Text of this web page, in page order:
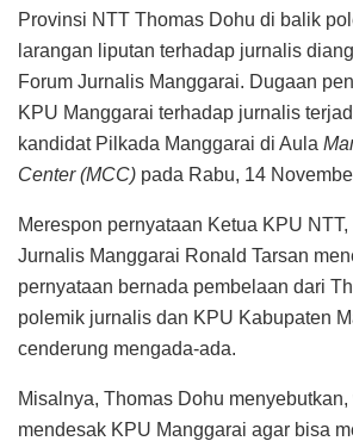
Provinsi NTT Thomas Dohu di balik
larangan liputan terhadap jurnalis
Forum Jurnalis Manggarai. Dugaan
KPU Manggarai terhadap jurnalis
kandidat Pilkada Manggarai di Aula
Center (MCC) pada Rabu, 14
Merespon pernyataan Ketua KPU
Jurnalis Manggarai Ronald Tarsan
pernyataan bernada pembelaan dari
polemik jurnalis dan KPU Kabupaten
cenderung mengada-ada.
Misalnya, Thomas Dohu menyebutkan,
mendesak KPU Manggarai agar bisa